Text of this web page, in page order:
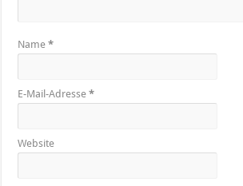
Name*
E-Mail-Adresse*
Website